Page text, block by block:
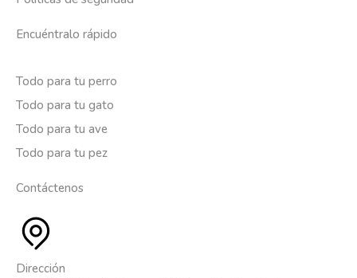
Encuéntralo rápido
Todo para tu perro
Todo para tu gato
Todo para tu ave
Todo para tu pez
Contáctenos
Dirección